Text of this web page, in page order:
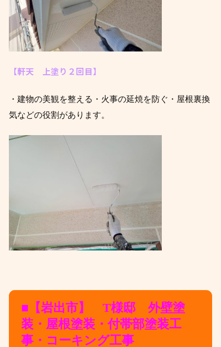
【軒天 上塗り２回目】
・建物の美観を整える・火事の延焼を防ぐ・屋根裏換
気などの役割があります。
■【岩出市】 T様邸 外壁塗
装・屋根塗装・付帯部塗装工
事・コーキング工事